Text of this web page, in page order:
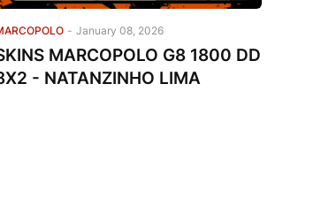
- January 08, 2026
MARCOPOLO G8 1800 DD
- NATANZINHO LIMA